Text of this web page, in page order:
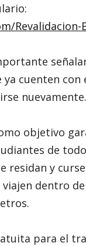
Revalidacion-
cuenten con
nuevamente.
objetivo
de
residan y
dentro
para el